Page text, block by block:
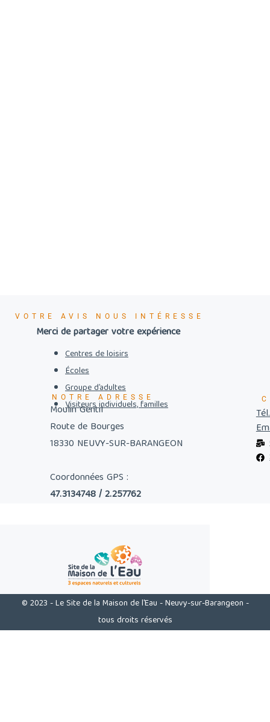
VOTRE AVIS NOUS INTÉRESSE
Merci de partager votre expérience
Centres de loisirs
Écoles
Groupe d’adultes
Visiteurs individuels, familles
NOTRE ADRESSE
Moulin Gentil
Route de Bourges
18330 NEUVY-SUR-BARANGEON
Coordonnées GPS :
47.3134748 / 2.257762
© 2023 - Le Site de la Maison de l'Eau - Neuvy-sur-Barangeon -
tous droits réservés